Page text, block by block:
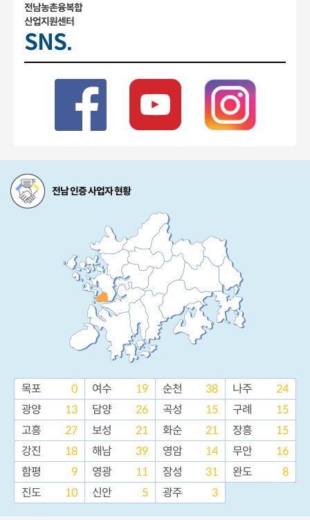
전남농촌융복합
산업지원센터
SNS.
전남 인증 사업자 현황
목포 0 여수 19 순천 38 나주
24
광양
13 담양 26 곡성 15 구례
15
고흥
27 보성 21 화순 21 장흥
15
강진
18 해남 39 영암 14 무안
16
함평
9 영광 11 장성 31 완도
8
진도
10 신안 5 광주 3